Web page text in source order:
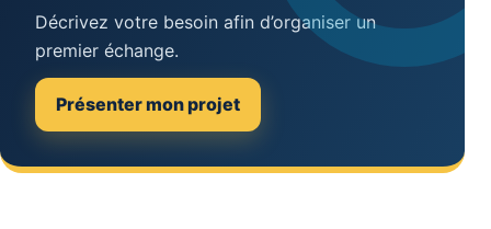
Décrivez votre besoin afin d’organiser un
premier échange.
Présenter mon projet